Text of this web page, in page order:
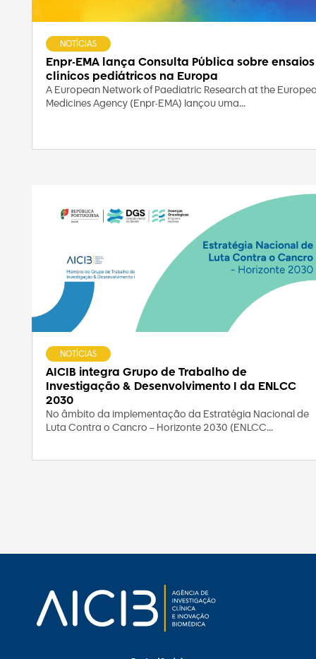
Enpr-EMA lança Consulta Pública sobre ensaios
clínicos pediátricos na Europa
NOTÍCIAS
A European Network of Paediatric Research at the
Medicines Agency (Enpr-EMA) lançou uma...
AICIB integra Grupo de Trabalho de
Investigação & Desenvolvimento I da ENLCC
2030
NOTÍCIAS
No âmbito da implementação da Estratégia Nacional de
Luta Contra o Cancro – Horizonte 2030 (ENLCC...